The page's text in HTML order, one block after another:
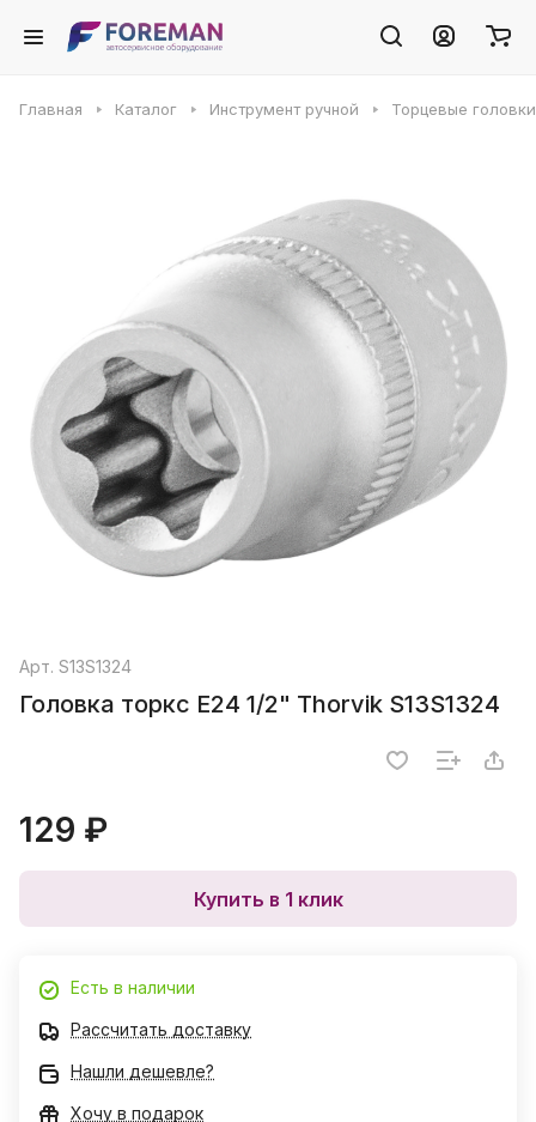
Главная Каталог Инструмент ручной Торцевые
Арт. S13S1324
Головка торкс E24 1/2" Thorvik S13S1324
129 ₽
Купить в 1 клик
Есть в наличии
Рассчитать доставку
Нашли дешевле?
Хочу в подарок